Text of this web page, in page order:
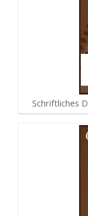
Schriftliches